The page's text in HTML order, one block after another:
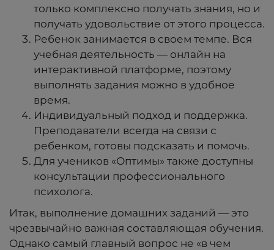
только комплексно получать знания, но и
получать удовольствие от этого процесса.
Ребенок занимается в своем темпе. Вся
учебная деятельность — онлайн на
интерактивной платформе, поэтому
выполнять задания можно в удобное
время.
Индивидуальный подход и поддержка.
Преподаватели всегда на связи с
ребенком, готовы подсказать и помочь.
Для учеников «Оптимы» также доступны
консультации профессионального
психолога.
Итак, выполнение домашних заданий — это
чрезвычайно важная составляющая обучения.
Однако самый главный вопрос не «в чем